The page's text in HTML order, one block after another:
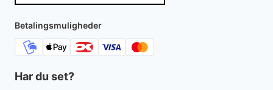
Betalingsmuligheder
Har du set?